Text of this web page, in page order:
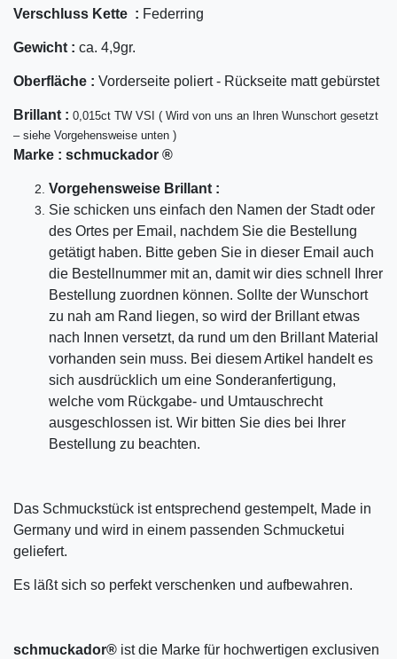
Verschluss Kette : Federring
Gewicht : ca. 4,9gr.
Oberfläche : Vorderseite poliert - Rückseite matt gebürstet
Bril lant : 0,015ct TW VSI ( Wird von uns an Ihren Wunschort gesetzt
– siehe Vorgehensweise unten )
Marke : schmuckador ®
Vorgehensweise Brillant :
Sie schicken uns einfach den Namen der Stadt oder
des Ortes per Email, nachdem Sie die Bestellung
getätigt haben. Bitte geben Sie in dieser Email auch
die Bestellnummer mit an, damit wir dies schnell Ihrer
Bestellung zuordnen können. Sollte der Wunschort
zu nah am Rand liegen, so wird der Brillant etwas
nach Innen versetzt, da rund um den Brillant Material
vorhanden sein muss. Bei diesem Artikel handelt es
sich ausdrücklich um eine Sonderanfertigung,
welche vom Rückgabe- und Umtauschrecht
ausgeschlossen ist. Wir bitten Sie dies bei Ihrer
Bestellung zu beachten.
Das Schmuckstück ist entsprechend gestempelt, Made in
Germany und wird in einem passenden Schmucketui
geliefert.
Es läßt sich so perfekt verschenken und aufbewahren.
schmuckador® ist die Marke für hochwertigen exclusiven